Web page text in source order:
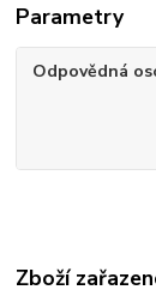
Parametry
Odpovědná
Zboží